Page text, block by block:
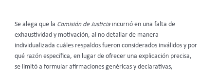
Se alega que la Comisión de Justicia incurrió en una falta de
exhaustividad y motivación, al no detallar de manera
individualizada cuáles respaldos fueron considerados inválidos y por
qué razón específica, en lugar de ofrecer una explicación precisa,
se limitó a formular afirmaciones genéricas y declarativas,